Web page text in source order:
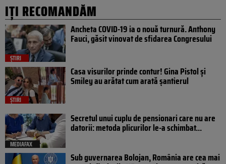
IȚI RECOMANDĂM
ȘTIRI
Ancheta COVID-19 ia o nouă turnură. Anthony
Fauci, găsit vinovat de sfidarea Congresului
ȘTIRI
Casa visurilor prinde contur! Gina Pistol și
Smiley au arătat cum arată șantierul
MEDIAFAX
Secretul unui cuplu de pensionari care nu are
datorii: metoda plicurilor le-a schimbat...
Sub guvernarea Bolojan, România are cea mai